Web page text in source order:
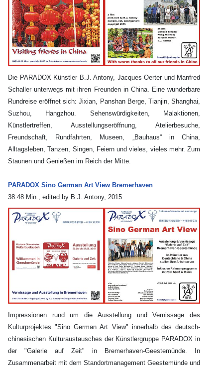
Die PARADOX Künstler B.J. Antony, Jacques Oerter und Manfred
Schaller unterwegs mit ihren Freunden in China. Eine wunderbare
Rundreise eröffnet sich: Jixian, Panshan Berge, Tianjin, Shanghai,
Suzhou, Hangzhou. Sehenswürdigkeiten, Malaktionen,
Künstlertreffen, Ausstellungseröffnung, Atelierbesuche,
Freundschaft, Rundfahrten, Museen, „Bauhaus“ in China,
Alltagsleben, Tanzen, Singen, Feiern und vieles, vieles mehr. Zum
Staunen und Genießen im Reich der Mitte.
PARADOX Sino German Art View Bremerhaven
38:48 Min., edited by B.J. Antony, 2015
Impressionen rund um die Ausstellung und Vernissage des
Kulturprojektes "Sino German Art View" innerhalb des deutsch-
chinesischen Kulturaustausches der Künstlergruppe PARADOX in
der "Galerie auf Zeit" in Bremerhaven-Geestemünde. In
Zusammenarbeit mit dem Standortmanagement Geestemünde und